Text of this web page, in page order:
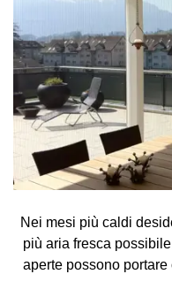
Nei mesi più caldi
più aria fresca
aperte possono